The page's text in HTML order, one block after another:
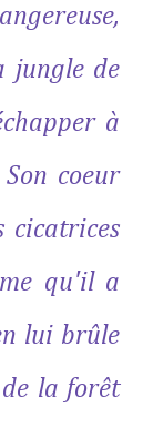
jungle de
à
coeur
cicatrices
qu'il a
lui brûle
la forêt